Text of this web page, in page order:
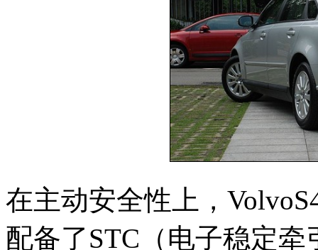
在主动安全性上，
配备了STC（电子稳定